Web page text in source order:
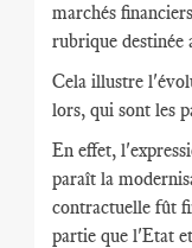
marchés
rubrique destinée
Cela illustre
lors, qui sont les
En effet,
paraît la
contractuelle fût
partie que l'Etat